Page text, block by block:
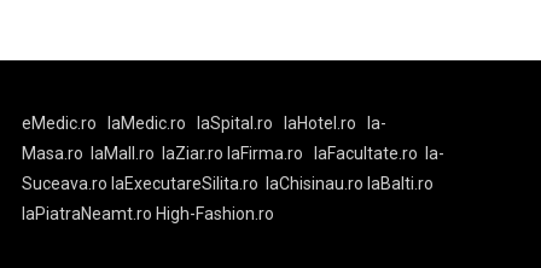
eMedic.ro laMedic.ro laSpital.ro laHotel.ro
la-
Masa.ro
laMall.ro laZiar.ro laFirma.ro laFacultate.ro
la-
Suceava.ro laExecutareSilita.ro laChisinau.ro laBalti.ro
laPiatraNeamt.ro High-Fashion.ro